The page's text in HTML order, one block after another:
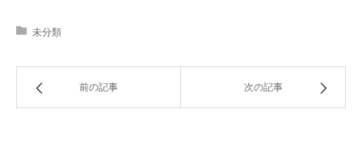
未分類
前の記事 次の記事